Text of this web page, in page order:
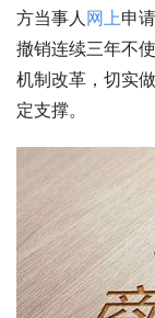
方当事人网上申
撤销连续三年不
机制改革，切实
定支撑。